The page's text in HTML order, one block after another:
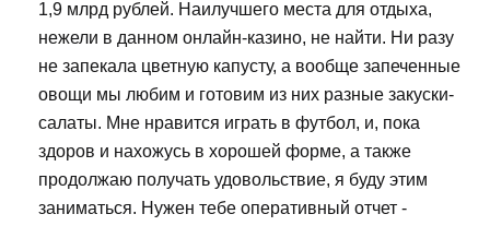
1,9 млрд рублей. Наилучшего места для отдыха,
нежели в данном онлайн-казино, не найти. Ни разу
не запекала цветную капусту, а вообще запеченные
овощи мы любим и готовим из них разные закуски-
салаты. Мне нравится играть в футбол, и, пока
здоров и нахожусь в хорошей форме, а также
продолжаю получать удовольствие, я буду этим
заниматься. Нужен тебе оперативный отчет -